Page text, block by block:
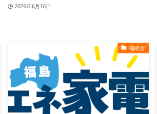
2026年6月16日
補助金